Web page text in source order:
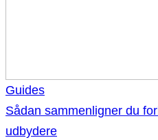
Guides
Sådan sammenligner du
udbydere